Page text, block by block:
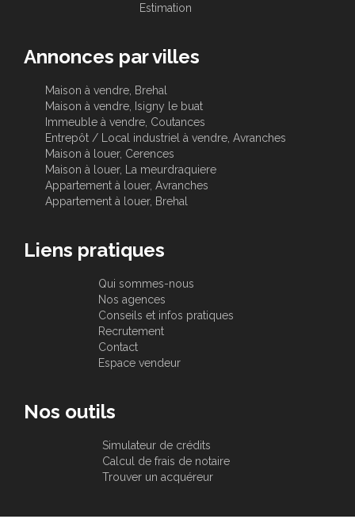
Estimation
Annonces par villes
Maison à vendre, Brehal
Maison à vendre, Isigny le buat
Immeuble à vendre, Coutances
Entrepôt / Local industriel à vendre, Avranches
Maison à louer, Cerences
Maison à louer, La meurdraquiere
Appartement à louer, Avranches
Appartement à louer, Brehal
Liens pratiques
Qui sommes-nous
Nos agences
Conseils et infos pratiques
Recrutement
Contact
Espace vendeur
Nos outils
Simulateur de crédits
Calcul de frais de notaire
Trouver un acquéreur